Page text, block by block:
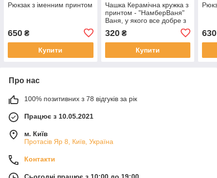
Рюкзак з іменним принтом
650 ₴
Купити
Чашка Керамічна кружка з
принтом - "НамберВаня"
Ваня, у якого все добре з
320₴
Купити
630
Про нас
100% позитивних з 78 відгуків за рік
Працює з 10.05.2021
м. Київ
Протасів Яр 8, Київ, Україна
Контакти